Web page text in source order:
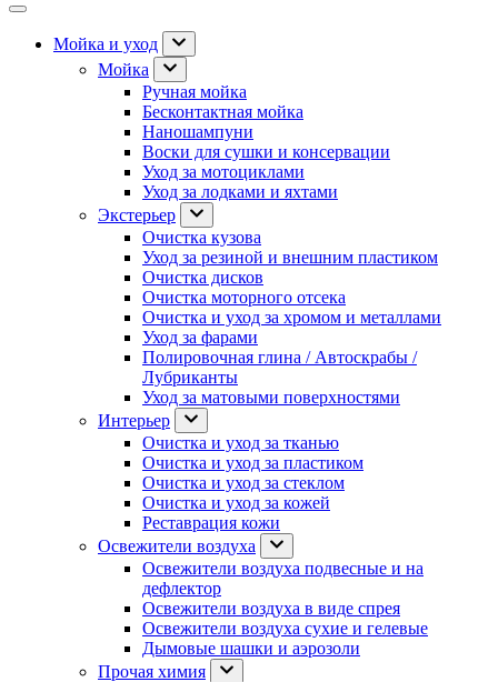
Мойка и уход
Мойка
Ручная мойка
Бесконтактная мойка
Наношампуни
Воски для сушки и консервации
Уход за мотоциклами
Уход за лодками и яхтами
Экстерьер
Очистка кузова
Уход за резиной и внешним пластиком
Очистка дисков
Очистка моторного отсека
Очистка и уход за хромом и металлами
Уход за фарами
Полировочная глина / Автоскрабы /
Лубриканты
Уход за матовыми поверхностями
Интерьер
Очистка и уход за тканью
Очистка и уход за пластиком
Очистка и уход за стеклом
Очистка и уход за кожей
Реставрация кожи
Освежители воздуха
Освежители воздуха подвесные и на
дефлектор
Освежители воздуха в виде спрея
Освежители воздуха сухие и гелевые
Дымовые шашки и аэрозоли
Прочая химия